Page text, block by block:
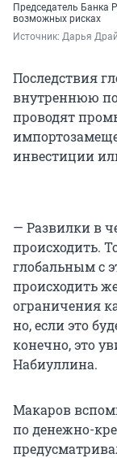
Председатель Банка
возможных рисках
Источник: Дарья
Последствия
внутреннюю
проводят
инвестиции
— Развилки в
происходить.
глобальным с
происходить
ограничения
но, если это
конечно, это
Набиуллина.
Макаров
по денежно-